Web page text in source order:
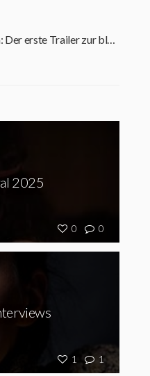
Wer schön sein will, muss leiden: Der erste Trailer zur blutigen Märchen-Satire „The Ugly Stepsister“ ist da!
0 0
2025
1 1